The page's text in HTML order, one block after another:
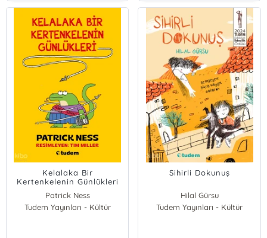
Kelalaka Bir
Kertenkelenin Günlükleri
Patrick Ness
Tudem Yayınları - Kültür
Sihirli Dokunuş
Hilal Gürsu
Tudem Yayınları - Kültür